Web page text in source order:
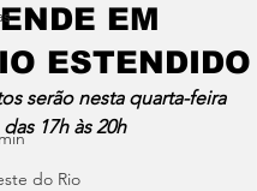
do Rio
EM
ESTENDIDO
serão nesta quarta-feira
das 17h às 20h